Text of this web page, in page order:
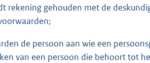
rekening gehouden met de
de persoon aan wie een
van een persoon die behoort tot